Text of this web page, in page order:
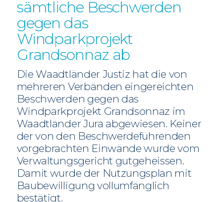
sämtliche Beschwerden
gegen das
Windparkprojekt
Grandsonnaz ab
Die Waadtländer Justiz hat die von
mehreren Verbänden eingereichten
Beschwerden gegen das
Windparkprojekt Grandsonnaz im
Waadtländer Jura abgewiesen. Keiner
der von den Beschwerdeführenden
vorgebrachten Einwände wurde vom
Verwaltungsgericht gutgeheissen.
Damit wurde der Nutzungsplan mit
Baubewilligung vollumfänglich
bestätigt.